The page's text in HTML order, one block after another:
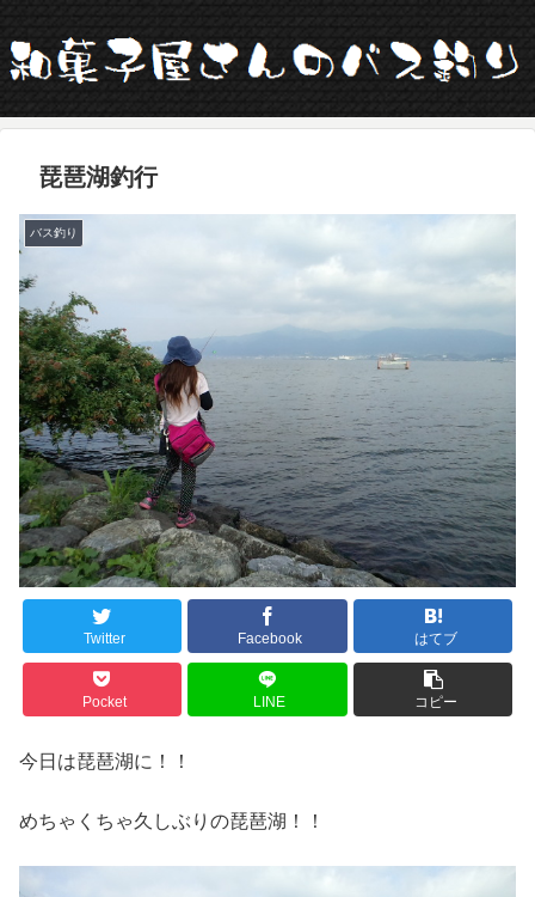
琵琶湖釣行
バス釣り
Twitter Facebook はてブ
Pocket LINE コピー
今日は琵琶湖に！！
めちゃくちゃ久しぶりの琵琶湖！！